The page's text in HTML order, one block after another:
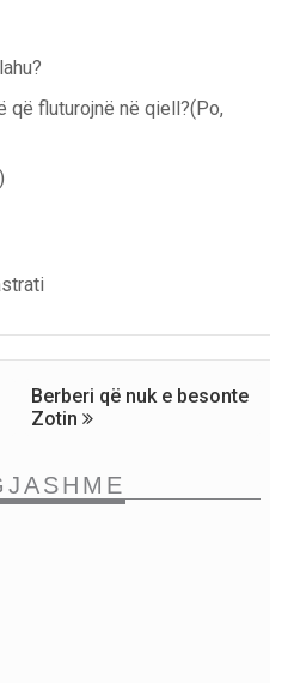
që fluturojnë në qiell?(Po,
Berberi që nuk e besonte
Zotin